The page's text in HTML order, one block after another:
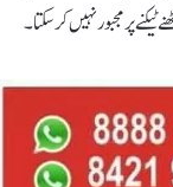
پرمجبور نہیں کرسکتا۔